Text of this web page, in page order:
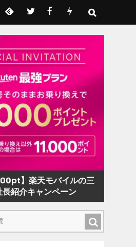
】楽天モバイルの三
長紹介キャンペーン